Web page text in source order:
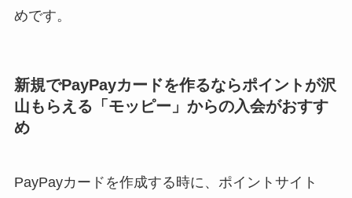
めです。
新規でPayPayカードを作るならポイントが沢
山もらえる「モッピー」からの入会がおすす
め
PayPayカードを作成する時に、ポイントサイト